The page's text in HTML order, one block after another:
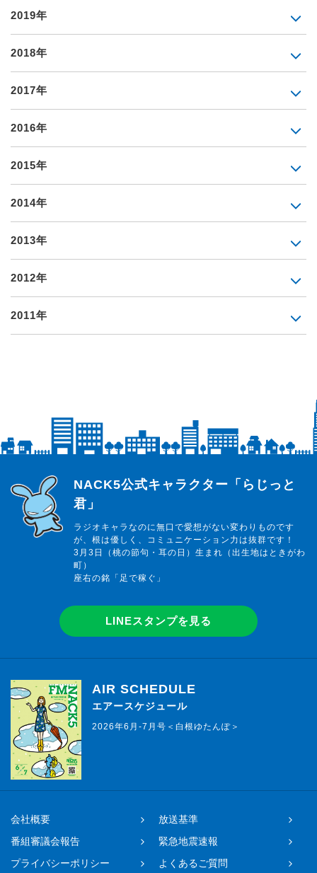
2019年
2018年
2017年
2016年
2015年
2014年
2013年
2012年
2011年
らじっと君
NACK5公式キャラクター「らじっと
君」
ラジオキャラなのに無口で愛想がない変わりものです
が、根は優しく、コミュニケーション力は抜群です！
3月3日（桃の節句・耳の日）生まれ（出生地はときがわ
町）
座右の銘「足で稼ぐ」
LINEスタンプを見る
AIR SCHEDULE
エアースケジュール
2026年6月-7月号＜白根ゆたんぽ＞
会社概要
放送基準
番組審議会報告
緊急地震速報
プライバシーポリシー
よくあるご質問